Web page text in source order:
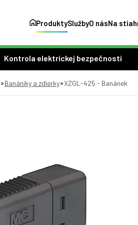
ProduktySlužbyO násNa
Kontrola elektrickej bezpečnosti
»Banániky a zdierky»XZGL-425 - Banánek